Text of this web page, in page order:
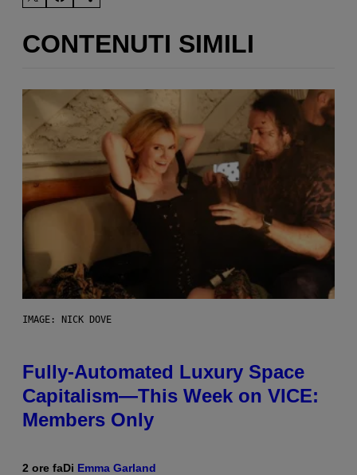
CONTENUTI SIMILI
IMAGE: NICK DOVE
Fully-Automated Luxury Space
Capitalism—This Week on VICE:
Members Only
2 ore faDi Emma Garland